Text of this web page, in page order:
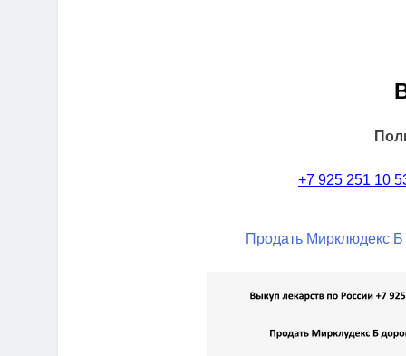
+7 925 251 10
Продать Мирклюдекс Б